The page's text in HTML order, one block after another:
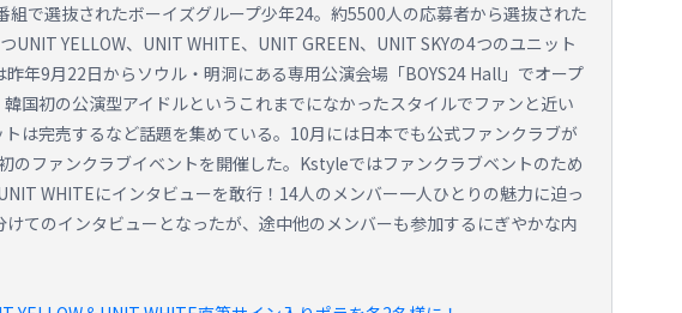
組で選抜されたボーイズグループ少年24。約5500人の応募者から選抜された
UNIT YELLOW、UNIT WHITE、UNIT GREEN、UNIT SKYの4つのユニット
年9月22日からソウル・明洞にある専用公演会場「BOYS24 Hall」でオープ
国初の公演型アイドルというこれまでになかったスタイルでファンと近い
は完売するなど話題を集めている。10月には日本でも公式ファンクラブが
のファンクラブイベントを開催した。Kstyleではファンクラブベントのため
WHITEにインタビューを敢行！14人のメンバー一人ひとりの魅力に迫っ
てのインタビューとなったが、途中他のメンバーも参加するにぎやかな内